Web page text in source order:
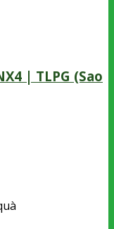
| TLPG (Sao